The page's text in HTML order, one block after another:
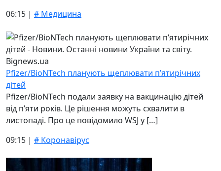
06:15 | # Медицина
Pfizer/BioNTech планують щеплювати п’ятирічних
дітей
Pfizer/BioNTech подали заявку на вакцинацію дітей
від п’яти років. Це рішення можуть схвалити в
листопаді. Про це повідомило WSJ у […]
09:15 | # Коронавірус